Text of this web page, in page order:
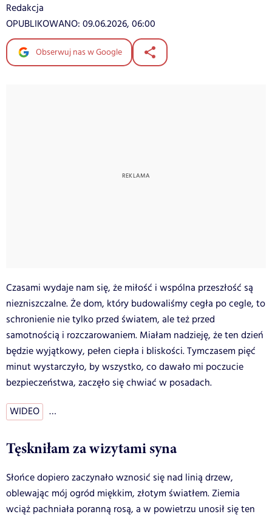
Redakcja
OPUBLIKOWANO: 09.06.2026, 06:00
Obserwuj nas w Google
Czasami wydaje nam się, że miłość i wspólna przeszłość są
niezniszczalne. Że dom, który budowaliśmy cegła po cegle, to
schronienie nie tylko przed światem, ale też przed
samotnością i rozczarowaniem. Miałam nadzieję, że ten dzień
będzie wyjątkowy, pełen ciepła i bliskości. Tymczasem pięć
minut wystarczyło, by wszystko, co dawało mi poczucie
bezpieczeństwa, zaczęło się chwiać w posadach.
WIDEO …
Tęskniłam za wizytami syna
Słońce dopiero zaczynało wznosić się nad linią drzew,
oblewając mój ogród miękkim, złotym światłem. Ziemia
wciąż pachniała poranną rosą, a w powietrzu unosił się ten